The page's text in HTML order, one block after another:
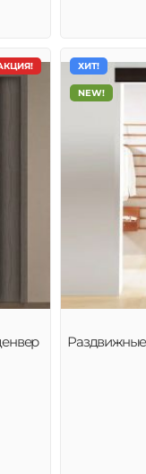
ХИТ!
NEW!